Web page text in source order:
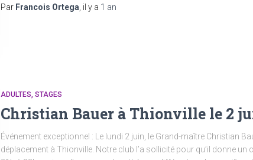
Par Francois Ortega , il y a 1 an
ADULTES STAGES
Christian Bauer à Thionville le 2
Événement exceptionnel : Le lundi 2 juin, le Grand-maître Christian
déplacement à Thionville. Notre club l’a sollicité pour qu’il donne un